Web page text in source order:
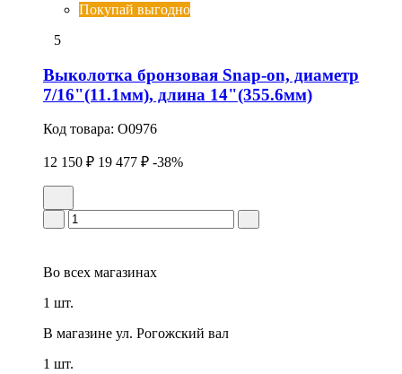
Покупай выгодно
5
Выколотка бронзовая Snap-on, диаметр
7/16"(11.1мм), длина 14"(355.6мм)
Код товара: O0976
12 150 ₽ 19 477 ₽ -38%
Во всех магазинах
1 шт.
В магазине ул. Рогожский вал
1 шт.